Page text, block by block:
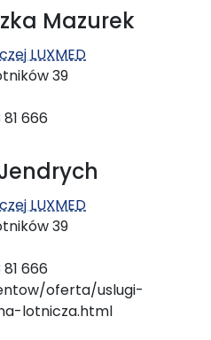
Mazurek
LUXMED
39
666
LUXMED
39
666
oferta/uslugi-
lotnicza.html